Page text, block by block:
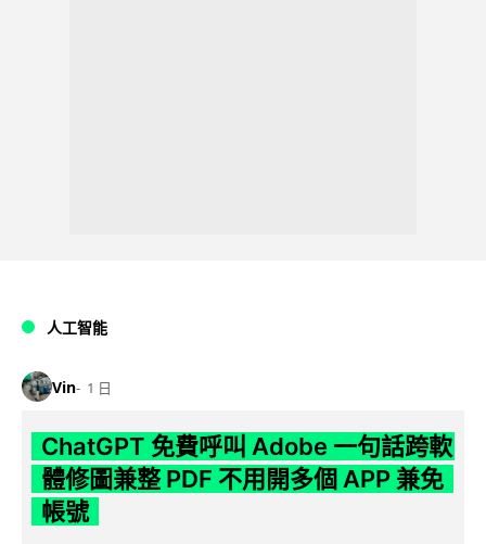
人工智能
Vin 1 日
ChatGPT 免費呼叫 Adobe 一句話跨軟
體修圖兼整 PDF 不用開多個 APP 兼免
帳號